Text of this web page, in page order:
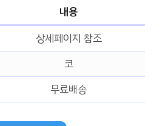
내용
상세페이지 참조
코
무료배송